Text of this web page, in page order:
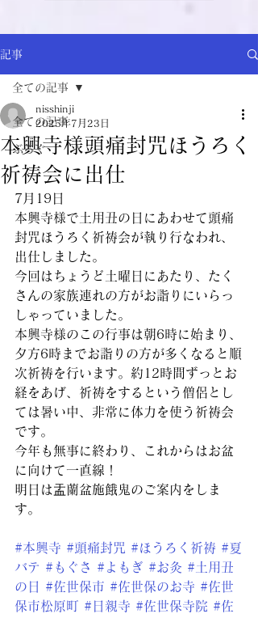
記事
全ての記事
ぶろぐ
全ての記事
本興寺様頭痛封咒ほうろく
祈祷会に出仕
nisshinji
2025年7月23日
7月19日
本興寺様で土用丑の日にあわせて頭痛
封咒ほうろく祈祷会が執り行なわれ、
出仕しました。
今回はちょうど土曜日にあたり、たく
さんの家族連れの方がお詣りにいらっ
しゃっていました。
本興寺様のこの行事は朝6時に始まり、
夕方6時までお詣りの方が多くなると順
次祈祷を行います。約12時間ずっとお
経をあげ、祈祷をするという僧侶とし
ては暑い中、非常に体力を使う祈祷会
です。
今年も無事に終わり、これからはお盆
に向けて一直線！
明日は盂蘭盆施餓鬼のご案内をしま
す。
#本興寺 #頭痛封咒 #ほうろく祈祷 #夏
バテ #もぐさ #よもぎ #お灸 #土用丑
の日
#佐世保市 #佐世保のお寺 #佐世
保市松原町 #日親寺 #佐世保寺院 #佐